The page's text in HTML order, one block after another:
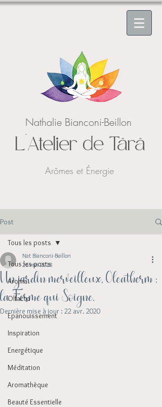
Nathalie Bianconi-Beillon
L'Atelier de Târâ
Arômes et Énergie
Post
Tous les posts
Aroma
Olfacto
Epanouissement
Inspiration
Energétique
Méditation
Aromathèque
Beauté Essentielle
Tous les posts
Un jardin merveilleux, Oleatherm :
la Ferme qui Soigne.
Nat Bianconi-Beillon
26 mai 2018
Dernière mise à jour : 22 avr. 2020